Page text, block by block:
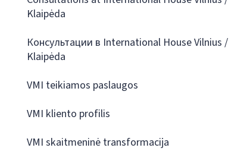
Klaipėda
Консультации в International House Vilnius /
Klaipėda
VMI teikiamos paslaugos
VMI kliento profilis
VMI skaitmeninė transformacija